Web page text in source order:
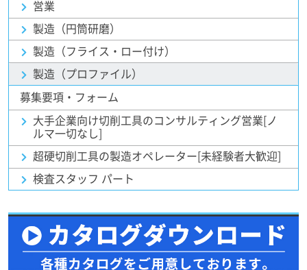
営業
製造（円筒研磨）
製造（フライス・ロー付け）
製造（プロファイル）
募集要項・フォーム
大手企業向け切削工具のコンサルティング営業[ノ
ルマ一切なし]
超硬切削工具の製造オペレーター[未経験者大歓迎]
検査スタッフ パート